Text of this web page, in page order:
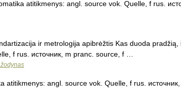
atitikmenys: angl. source vok. Quelle, f rus.
ir metrologija apibrėžtis Kas duoda pradžią,
f rus. источник, m pranc. source, f …
angl. source vok. Quelle, f rus. источник,